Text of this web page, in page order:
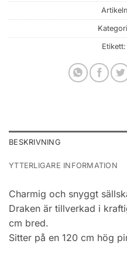
Etikett:
BESKRIVNING
YTTERLIGARE INFORMATION
Charmig och snyggt
Draken är tillverkad i
cm bred.
Sitter på en 120 cm hög